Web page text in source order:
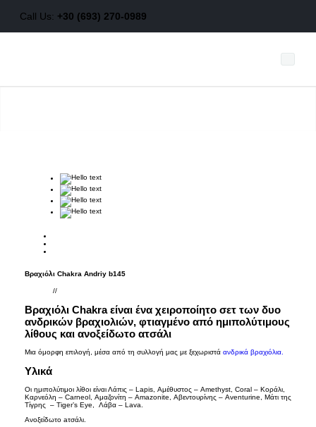
Call Us: +30 (693) 270-0989
Ποιοί είμαστε
Τρόποι Πληρωμής
Τρόποι αποστολής
Συμβουλές φροντίδας
Επικοινωνία
Όροι Χρήσης
Cookies
Βραχιόλι Chakra Andriy b145
//
Βραχιόλι Chakra είναι ένα χειροποίητο σετ των δυο
ανδρικών βραχιολιών, φτιαγμένο από ημιπολύτιμους
λίθους και ανοξείδωτο ατσάλι
Μια όμορφη επιλογή, μέσα από τη συλλογή μας με ξεχωριστά ανδρικά βραχιόλια.
Υλικά
Οι ημιπολύτιμοι λίθοι είναι Λάπις – Lapis, Αμέθυστος – Amethyst, Coral – Κοράλι,
Καρνεόλη – Carneol, Αμαζονίτη – Amazonite, Αβεντουρίνης – Aventurine, Μάτι της
Τίγρης – Tiger’s Eye, Λάβα – Lava.
Ανοξείδωτο aτσάλι.